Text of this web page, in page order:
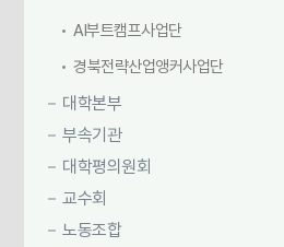
AI부트캠프사업단
경북전략산업앵커사업단
대학본부
부속기관
대학평의원회
교수회
노동조합